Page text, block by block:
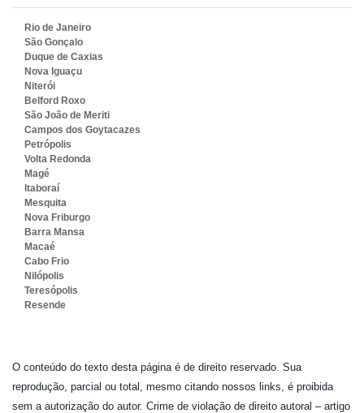
Rio de Janeiro
São Gonçalo
Duque de Caxias
Nova Iguaçu
Niterói
Belford Roxo
São João de Meriti
Campos dos Goytacazes
Petrópolis
Volta Redonda
Magé
Itaboraí
Mesquita
Nova Friburgo
Barra Mansa
Macaé
Cabo Frio
Nilópolis
Teresópolis
Resende
O conteúdo do texto desta página é de direito reservado. Sua
reprodução, parcial ou total, mesmo citando nossos links, é proibida
sem a autorização do autor. Crime de violação de direito autoral – artigo